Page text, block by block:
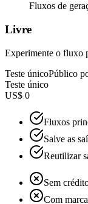
Fluxos de
Livre
Experimente o fluxo
Teste únicoPúblico
Teste único
US$ 0
Fluxos
Salve as
Reutilizar
Sem
Com